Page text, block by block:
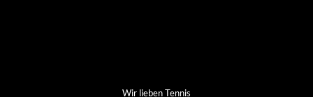
Wir lieben Tennis